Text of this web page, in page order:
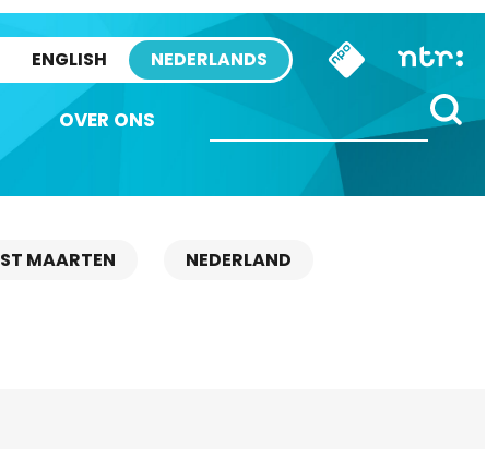
ENGLISH NEDERLANDS
OVER ONS
ST MAARTEN NEDERLAND